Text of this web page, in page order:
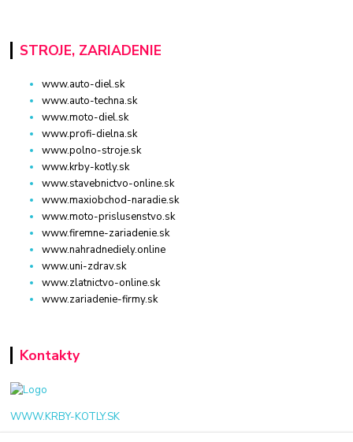
STROJE, ZARIADENIE
www.auto-diel.sk
www.auto-techna.sk
www.moto-diel.sk
www.profi-dielna.sk
www.polno-stroje.sk
www.krby-kotly.sk
www.stavebnictvo-online.sk
www.maxiobchod-naradie.sk
www.moto-prislusenstvo.sk
www.firemne-zariadenie.sk
www.nahradnediely.online
www.uni-zdrav.sk
www.zlatnictvo-online.sk
www.zariadenie-firmy.sk
Kontakty
WWW.KRBY-KOTLY.SK